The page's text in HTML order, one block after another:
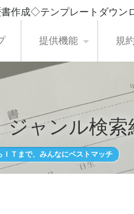
作成◇テンプレートダウ
提供機能 規
ジャンル検索
Ｔまで、みんなにベストマッチ